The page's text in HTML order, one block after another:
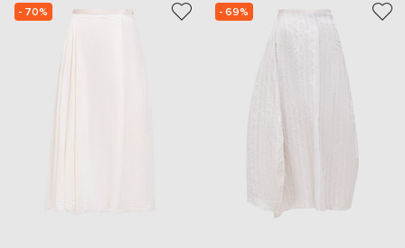
- 70% - 69%